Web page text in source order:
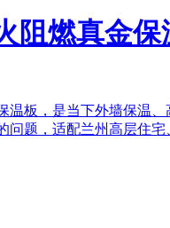
阻燃真金
温板，是当下外墙保温
问题，适配兰州高层住